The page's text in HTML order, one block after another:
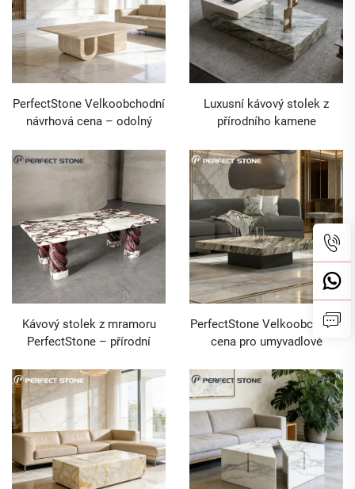
PerfectStone Velkoobchodní
návrhová cena – odolný
pro vnitřní umyvadlový
nábytek a stavební projekty
Luxusní kávový stolek z
přírodního kamene
stylu pro stavební projekty
Kávový stolek z mramoru
PerfectStone – přírodní
velkoobchodní nabídka pro
interiérové a stavební
projekty
PerfectStone Velkoobchodní
cena pro umyvadlové
mrakového jadového
mramoru pro hotelový
stavební projekt